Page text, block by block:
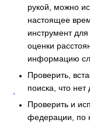
рукой, можно
настоящее
инструмент
оценки
информацию
Проверить,
поиска, что
Проверить и
федерации, по